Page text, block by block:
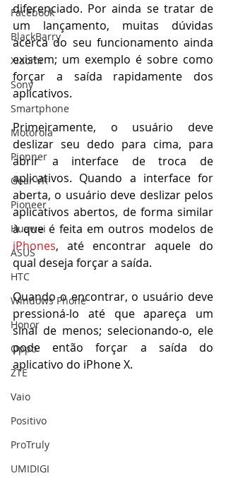
Facebook
BlackBarry
Xiaomi
Sony
Smartphone
Motorola
Pionner
Gear VR
Pioneer
Huawei
ASUS
HTC
Windows Phone
Honor
Oppo
ZTE
Vaio
Positivo
ProTruly
UMIDIGI
diferenciado. Por ainda se tratar de
um lançamento, muitas dúvidas
acerca do seu funcionamento ainda
existem; um exemplo é sobre como
forçar a saída rapidamente dos
aplicativos.
Primeiramente, o usuário deve
deslizar seu dedo para cima, para
abrir a interface de troca de
aplicativos. Quando a interface for
aberta, o usuário deve deslizar pelos
aplicativos abertos, de forma similar
à que é feita em outros modelos de
iPhones, até encontrar aquele do
qual deseja forçar a saída.
Quando o encontrar, o usuário deve
pressioná-lo até que apareça um
sinal de menos; selecionando-o, ele
pode então forçar a saída do
aplicativo do iPhone X.